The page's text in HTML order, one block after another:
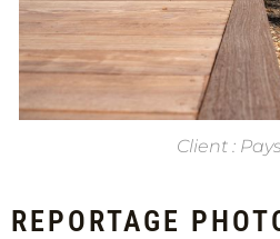
Client :
REPORTAGE